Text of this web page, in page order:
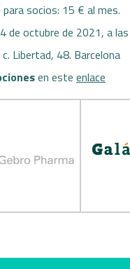
para socios: 15 € al mes.
de octubre de 2021, a
c. Libertad, 48. Barcelona
en esteenlace